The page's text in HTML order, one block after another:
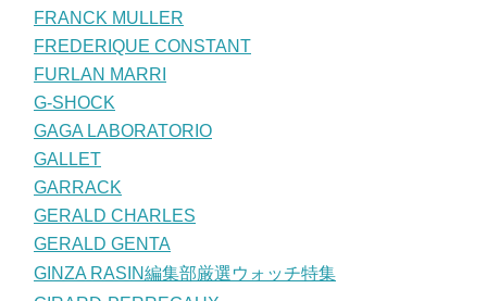
FRANCK MULLER
FREDERIQUE CONSTANT
FURLAN MARRI
G-SHOCK
GAGA LABORATORIO
GALLET
GARRACK
GERALD CHARLES
GERALD GENTA
GINZA RASIN編集部厳選ウォッチ特集